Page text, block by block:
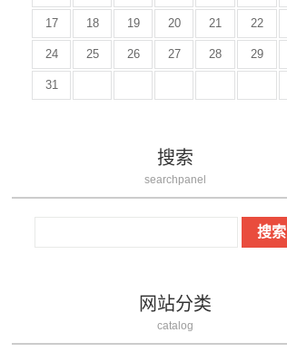
17 18 19 20 21 22
24 25 26 27 28 29
31
搜索
searchpanel
网站分类
catalog